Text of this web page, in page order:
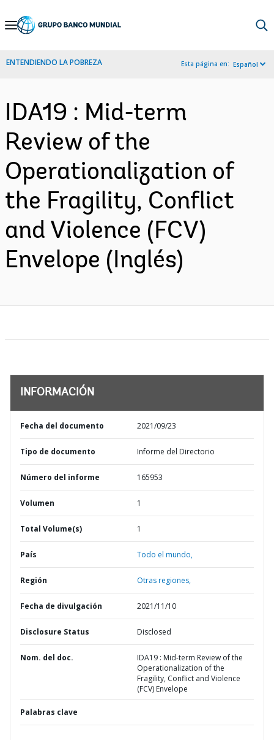
Skip
Navigation
ENTENDIENDO LA POBREZA Esta página en: Español
IDA19 : Mid-term
Review of the
Operationalization of
the Fragility, Conflict
and Violence (FCV)
Envelope (Inglés)
INFORMACIÓN
Fecha del documento 2021/09/23
Tipo de documento Informe del Directorio
Número del informe 165953
Volumen 1
Total Volume(s) 1
País Todo el mundo,
Región Otras regiones,
Fecha de divulgación 2021/11/10
Disclosure Status Disclosed
Nom. del doc.
IDA19 : Mid-term Review of the
Operationalization of the
Fragility, Conflict and Violence
(FCV) Envelope
Palabras clave